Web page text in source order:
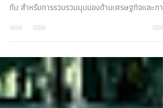
talktoKasidis
Investment Outlook
รวมมาไว้ให้ที่นี่! 2024 Global Economic &
Investment Outlook กลับมาอีกครั้งเป็นปีที่ 8 ติดต่
กัน สำหรับการรวบรวมมุมมองด้านเศรษฐกิจและการ
ล...